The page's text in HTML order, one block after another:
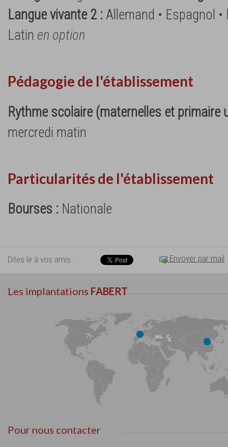
Langue vivante 2 :Allemand • Espagnol •
Latin en option
Pédagogie de l'établissement
Rythme scolaire (maternelles et primaire
mercredi matin
Particularités de l'établissement
Bourses : Nationale
Dites le à vos amis : Envoyer par mail
Les implantations FABERT
Pour nous contacter